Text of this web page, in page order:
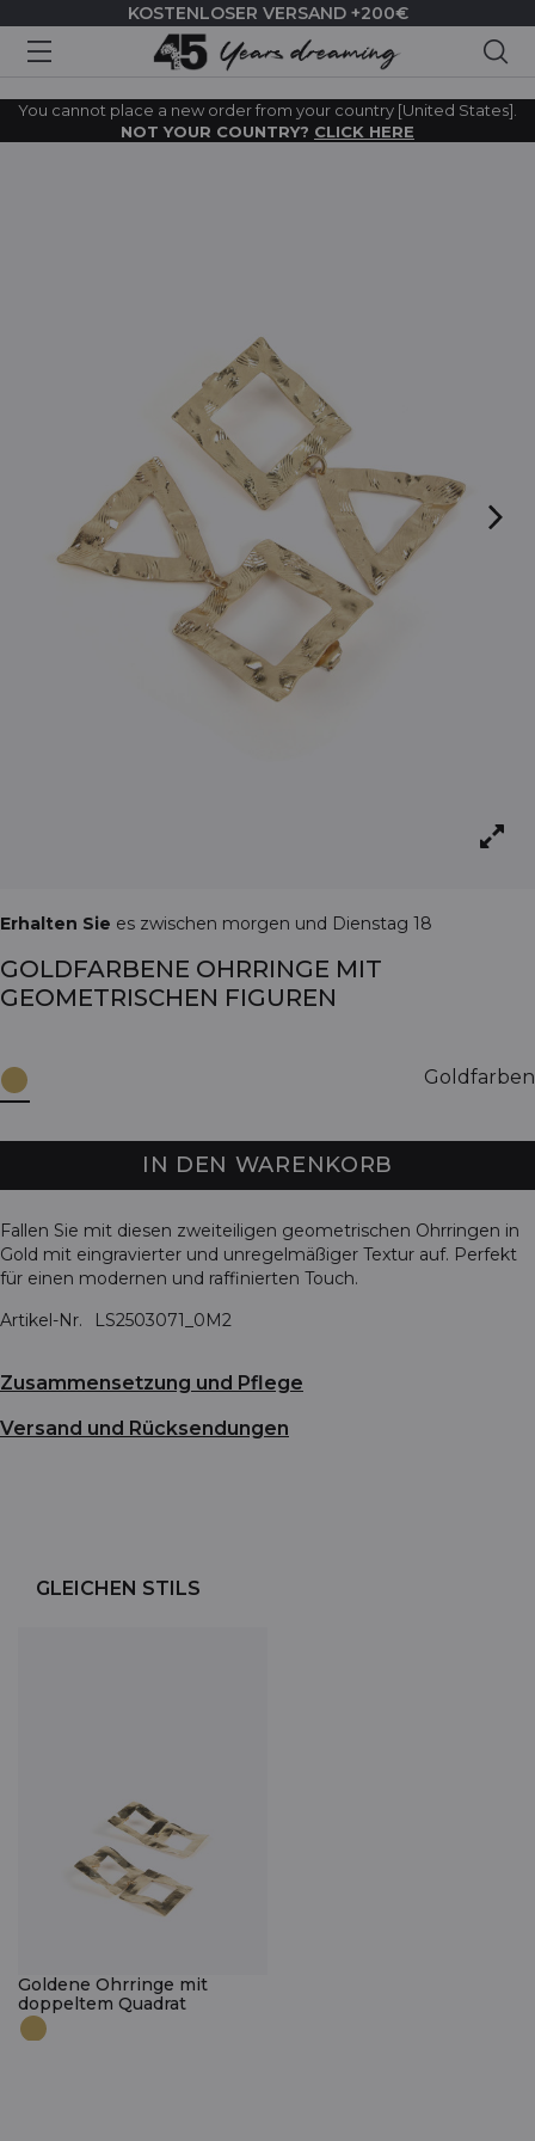
KOSTENLOSER VERSAND +200€
You cannot place a new order from your country [United States].
NOT YOUR COUNTRY? CLICK HERE
Erhalten Sie es zwischen morgen und Dienstag 18
GOLDFARBENE OHRRINGE MIT
GEOMETRISCHEN FIGUREN
Goldfarben
IN DEN WARENKORB
Fallen Sie mit diesen zweiteiligen geometrischen Ohrringen in
Gold mit eingravierter und unregelmäßiger Textur auf. Perfekt
für einen modernen und raffinierten Touch.
Artikel-Nr.
LS2503071_0M2
Zusammensetzung und Pflege
Versand und Rücksendungen
GLEICHEN STILS
Goldene Ohrringe mit
doppeltem Quadrat